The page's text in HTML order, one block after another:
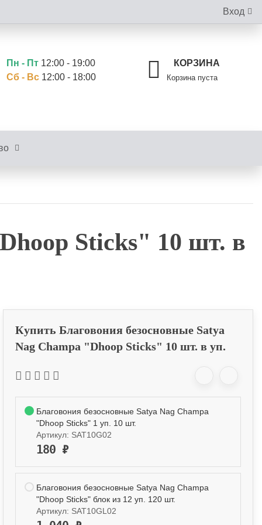
Вход
Пн - Пт 12:00 - 19:00
Сб - Вс 12:00 - 18:00
КОРЗИНА
Корзина пуста
Sticks" 10 шт. в
Купить Благовония безосновные Satya
Nag Champa "Dhoop Sticks" 10 шт. в уп.
Благовония безосновные Satya Nag Champa
"Dhoop Sticks" 1 уп. 10 шт.
Артикул: SAT10G02
180 ₽
Благовония безосновные Satya Nag Champa
"Dhoop Sticks" блок из 12 уп. 120 шт.
Артикул: SAT10GL02